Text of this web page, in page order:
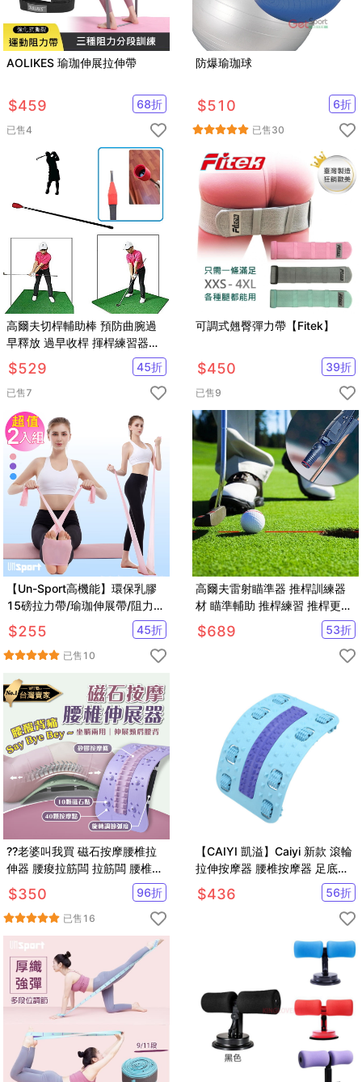
AOLIKES 瑜珈伸展拉伸帶
$459 68折
已售4
防爆瑜珈球
$510 6折
已售30
高爾夫切桿輔助棒 預防曲腕過
早釋放 過早收桿 揮桿練習器
【GF53001】
$529 45折
已售7
可調式翹臀彈力帶【Fitek】
$450 39折
已售9
【Un-Sport高機能】環保乳膠
15磅拉力帶/瑜珈伸展帶/阻力
帶/輔助拉筋帶(超值2入組)
$255 45折
已售 10
高爾夫雷射瞄準器 推桿訓練器
材 瞄準輔助 推桿練習 推桿更直
穩【GF04004】
$689 53折
??老婆叫我買 磁石按摩腰椎拉
伸器 腰痠拉筋闆 拉筋闆 腰椎牽
引 腰椎舒緩器 腰部鍛鍊拉伸器
$350 96折
已售 16
【CAIYI 凱溢】Caiyi 新款 滾輪
拉伸按摩器 腰椎按摩器 足底按
摩器
$436 56折